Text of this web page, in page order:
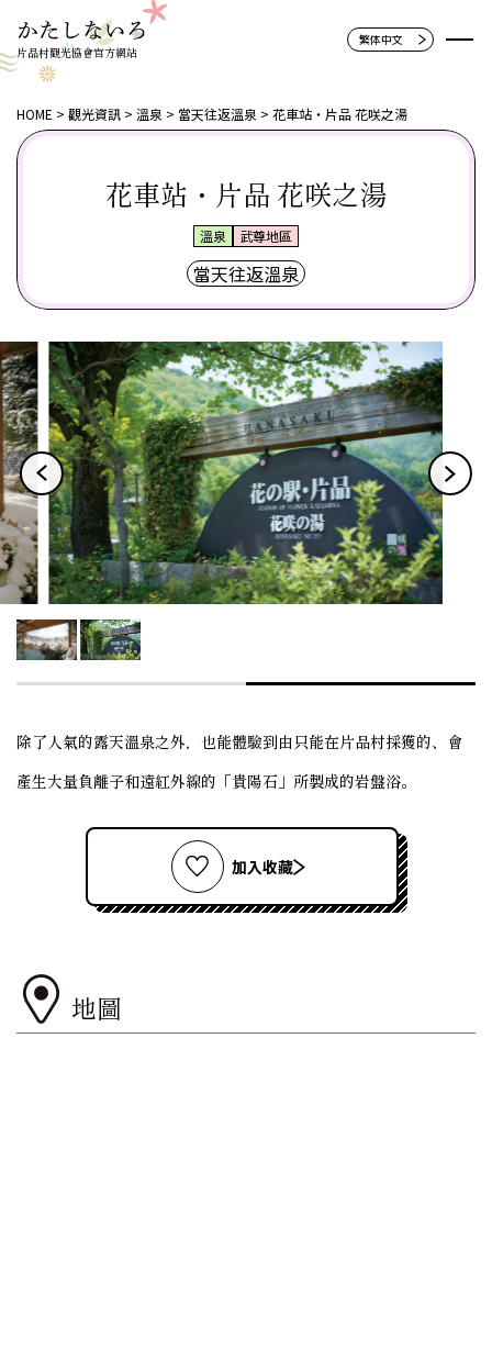
片品村觀光協會官方網站
HOME 觀光資訊 溫泉 當天往返溫泉 花車站・片品 花咲之湯
花車站・片品 花咲之湯
溫泉 武尊地區
當天往返溫泉
除了人氣的露天溫泉之外，也能體驗到由只能在片品村採獲的、會
產生大量負離子和遠紅外線的「貴陽石」所製成的岩盤浴。
加入收藏
地圖